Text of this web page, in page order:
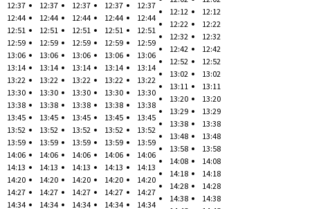
12:37
12:44
12:51
12:59
13:06
13:14
13:22
13:30
13:38
13:45
13:52
13:59
14:06
14:13
14:20
14:27
14:34
12:37
12:44
12:51
12:59
13:06
13:14
13:22
13:30
13:38
13:45
13:52
13:59
14:06
14:13
14:20
14:27
14:34
12:37
12:44
12:51
12:59
13:06
13:14
13:22
13:30
13:38
13:45
13:52
13:59
14:06
14:13
14:20
14:27
14:34
12:37
12:44
12:51
12:59
13:06
13:14
13:22
13:30
13:38
13:45
13:52
13:59
14:06
14:13
14:20
14:27
14:34
12:37
12:44
12:51
12:59
13:06
13:14
13:22
13:30
13:38
13:45
13:52
13:59
14:06
14:13
14:20
14:27
14:34
12:12
12:22
12:32
12:42
12:52
13:02
13:11
13:20
13:29
13:38
13:48
13:58
14:08
14:18
14:28
14:38
12:12
12:22
12:32
12:42
12:52
13:02
13:11
13:20
13:29
13:38
13:48
13:58
14:08
14:18
14:28
14:38